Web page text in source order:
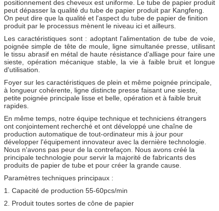
positionnement des cheveux est uniforme. Le tube de papier produit
peut dépasser la qualité du tube de papier produit par Kangfeng.
On peut dire que la qualité et l'aspect du tube de papier de finition
produit par le processus mènent le niveau ici et ailleurs.
Les caractéristiques sont : adoptant l'alimentation de tube de voie,
poignée simple de tête de moule, ligne simultanée presse, utilisant
le tissu abrasif en métal de haute résistance d'alliage pour faire une
sieste, opération mécanique stable, la vie à faible bruit et longue
d'utilisation.
Foyer sur les caractéristiques de plein et même poignée principale,
à longueur cohérente, ligne distincte presse faisant une sieste,
petite poignée principale lisse et belle, opération et à faible bruit
rapides.
En même temps, notre équipe technique et techniciens étrangers
ont conjointement recherché et ont développé une chaîne de
production automatique de tout-ordinateur mis à jour pour
développer l'équipement innovateur avec la dernière technologie.
Nous n'avons pas peur de la contrefaçon. Nous avons créé la
principale technologie pour servir la majorité de fabricants des
produits de papier de tube et pour créer la grande cause.
Paramètres techniques principaux :
1. Capacité de production 55-60pcs/min
2. Produit toutes sortes de cône de papier